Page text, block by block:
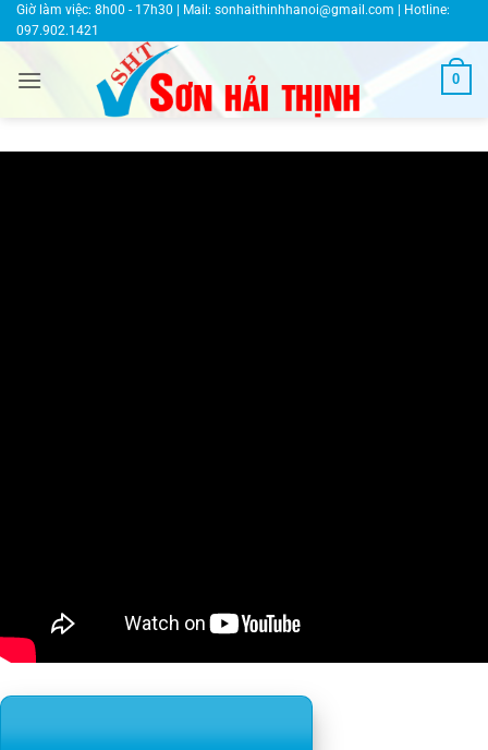
Bỏ
qua
dung
Giờ làm việc: 8h00 - 17h30 | Mail: sonhaithinhhanoi@gmail.com | Hotline:
097.902.1421
0